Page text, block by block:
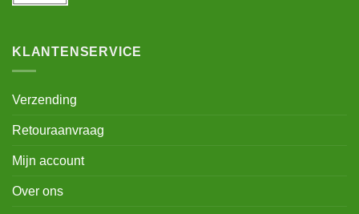
KLANTENSERVICE
Verzending
Retouraanvraag
Mijn account
Over ons